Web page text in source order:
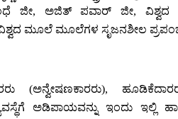
ಜೀ, ಅಜಿತ್ ಪವಾರ್ ಜೀ,
ಮೂಲೆ ಮೂಲೆಗಳ ಸೃಜನಶೀಲ
(ಅನ್ವೇಷಣಕಾರರು),
ಅಡಿಪಾಯವನ್ನು ಇಂದು ಇಲ್ಲಿ